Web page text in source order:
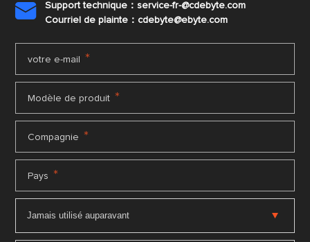

Support technique：service-fr-@cdebyte.com
Courriel de plainte：cdebyte@ebyte.com
votre e-mail *
Modèle de produit *
Compagnie *
Pays *